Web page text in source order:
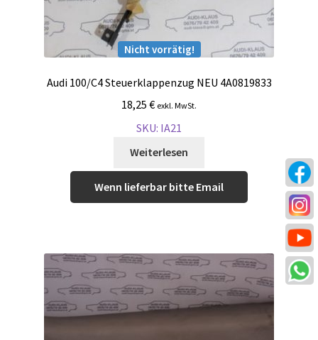
Nicht vorrätig!
Audi 100/C4 Steuerklappenzug NEU 4A0819833
18,25 € exkl. MwSt.
SKU: IA21
Weiterlesen
Wenn lieferbar bitte Email